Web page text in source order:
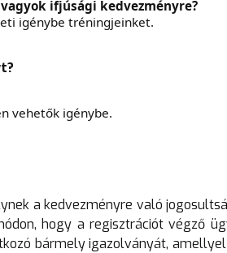
ifjúsági kedvezményre?
igénybe tréningjeinket.
vehetők igénybe.
a kedvezményre való
hogy a regisztrációt végző
bármely igazolványát,